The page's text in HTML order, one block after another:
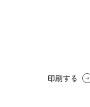
印刷する